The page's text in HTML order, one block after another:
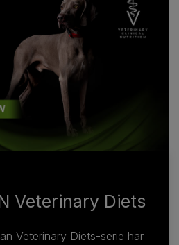
Veterinary Diets
Veterinary Diets-serie har